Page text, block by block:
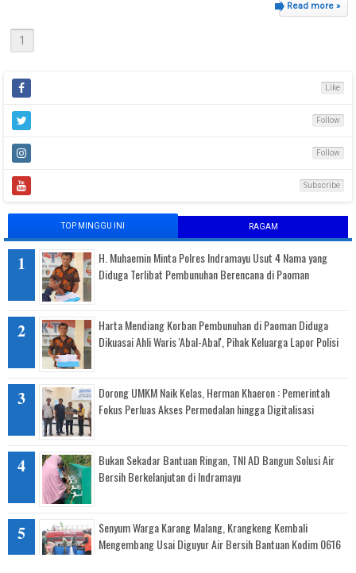
Read more »
1
Like
Follow
Follow
Subscribe
TOP MINGGU INI RAGAM
H. Muhaemin Minta Polres Indramayu Usut 4 Nama yang
Diduga Terlibat Pembunuhan Berencana di Paoman
Harta Mendiang Korban Pembunuhan di Paoman Diduga
Dikuasai Ahli Waris 'Abal-Abal', Pihak Keluarga Lapor Polisi
Dorong UMKM Naik Kelas, Herman Khaeron : Pemerintah
Fokus Perluas Akses Permodalan hingga Digitalisasi
Bukan Sekadar Bantuan Ringan, TNI AD Bangun Solusi Air
Bersih Berkelanjutan di Indramayu
Senyum Warga Karang Malang, Krangkeng Kembali
Mengembang Usai Diguyur Air Bersih Bantuan Kodim 0616